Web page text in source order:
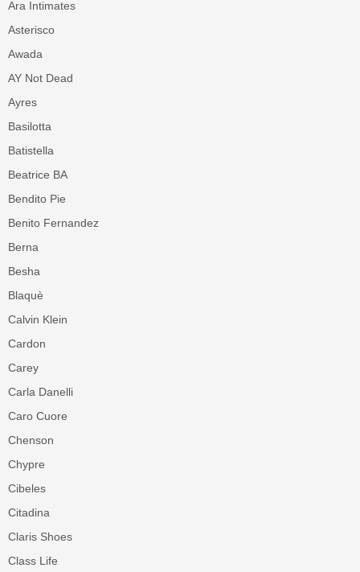
Ara Intimates
Asterisco
Awada
AY Not Dead
Ayres
Basilotta
Batistella
Beatrice BA
Bendito Pie
Benito Fernandez
Berna
Besha
Blaquè
Calvin Klein
Cardon
Carey
Carla Danelli
Caro Cuore
Chenson
Chypre
Cibeles
Citadina
Claris Shoes
Class Life